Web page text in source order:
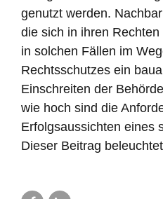
genutzt werden.
die sich in ihren
in solchen Fällen im
Rechtsschutzes ein
Einschreiten der
wie hoch sind die
Erfolgsaussichten eines
Dieser Beitrag